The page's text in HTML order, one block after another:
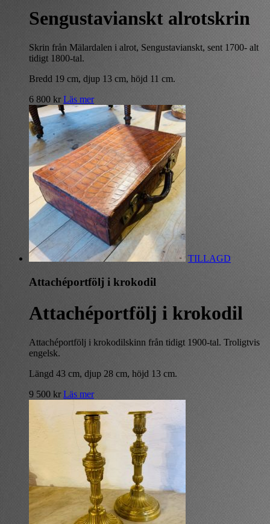
Sengustavianskt alrotskrin
Skrin från Mälardalen i alrot, Sengustavianskt, sent 1700- alt
tidigt 1800-tal.
Bredd 19 cm, djup 13 cm, höjd 11 cm.
6 800 kr Läs mer
TILLAGD
Attachéportfölj i krokodil
Attachéportfölj i krokodil
Attachéportfölj i krokodilskinn från tidigt 1900-tal. Troligtvis
engelsk.
Längd 43 cm, djup 28 cm, höjd 13 cm.
9 500 kr Läs mer